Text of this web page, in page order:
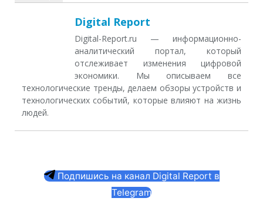
Digital Report
Digital-Report.ru — информационно-
аналитический портал, который
отслеживает изменения цифровой
экономики. Мы описываем все
технологические тренды, делаем обзоры устройств и
технологических событий, которые влияют на жизнь
людей.
Подпишись на канал Digital Report в
Telegram